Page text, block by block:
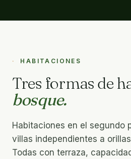
HABITACIONES
Tres formas de
bosque.
Habitaciones en el segundo
villas independientes a
Todas con terraza,